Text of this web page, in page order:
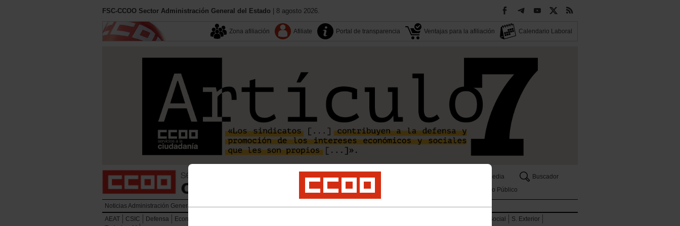
FSC-CCOO Sector Administración General del Estado | 8 agosto 2026.
Zona afiliación Afiliate Portal de transparencia Ventajas para la afiliación Calendario Laboral
Aquí estamos Multimedia
Buscador
Congreso SAE
Empleo Público
Noticias Administración General del Estado
AEAT
CSIC Defensa Economía y Hacienda Seguridad Social
S. Exterior